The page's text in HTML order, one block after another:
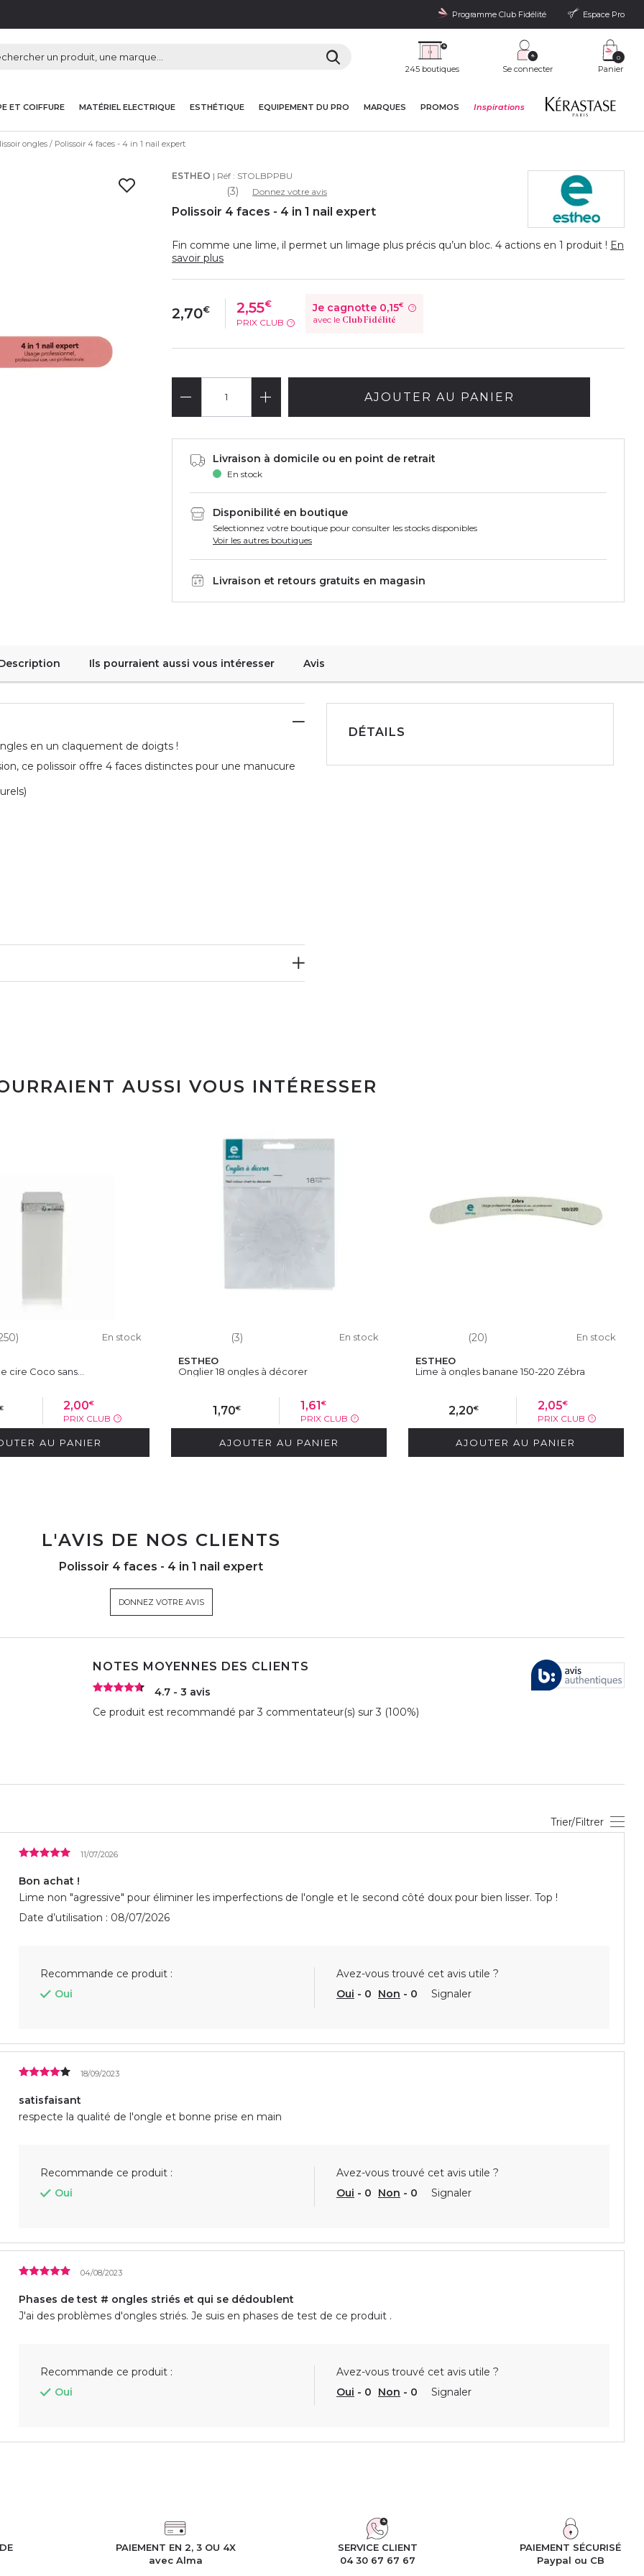
Programme Club Fidélité Espace Pro
245 boutiques Se connecter Panier
0
ET COIFFURE MATÉRIEL ELECTRIQUE ESTHÉTIQUE EQUIPEMENT DU PRO MARQUES PROMOS Inspirations
ongles Polissoir 4 faces - 4 in 1 nail expert
ESTHEO | Réf : STOLBPPBU
(3) Donnez votre avis
Polissoir 4 faces - 4 in 1 nail expert
Fin comme une lime, il permet un limage plus précis qu’un bloc. 4 actions en 1 produit ! En
savoir plus
2,70€ 2,55€
PRIX CLUB
?
Je cagnotte 0,15€
avec le Club Fidélité
?
AJOUTER AU PANIER
Livraison à domicile ou en point de retrait
En stock
Disponibilité en boutique
Selectionnez votre boutique pour consulter les stocks disponibles
Voir les autres boutiques
Livraison et retours gratuits en magasin
Ils pourraient aussi vous intéresser Avis
en un claquement de doigts !
ce polissoir offre 4 faces distinctes pour une manucure
DÉTAILS
AUSSI VOUS INTÉRESSER
En stock
cire Coco sans...
2,00€
PRIX CLUB ?
AU PANIER
(3) En stock
ESTHEO
Onglier 18 ongles à décorer
1,70€ 1,61€
PRIX CLUB ?
AJOUTER AU PANIER
(20) En stock
ESTHEO
Lime à ongles banane 150-220 Zébra
2,20€ 2,05€
PRIX CLUB ?
AJOUTER AU PANIER
L'AVIS DE NOS CLIENTS
Polissoir 4 faces - 4 in 1 nail expert
DONNEZ VOTRE AVIS
NOTES MOYENNES DES CLIENTS
4.7 - 3 avis
Ce produit est recommandé par 3 commentateur(s) sur 3 (100%)
Trier/Filtrer
11/07/2026
Bon achat !
Lime non "agressive" pour éliminer les imperfections de l'ongle et le second côté doux pour bien lisser. Top !
Date d’utilisation : 08/07/2026
Recommande ce produit :
Oui
Avez-vous trouvé cet avis utile ?
Oui - 0 Non - 0 Signaler
18/09/2023
satisfaisant
respecte la qualité de l'ongle et bonne prise en main
Recommande ce produit :
Oui
Avez-vous trouvé cet avis utile ?
Oui - 0 Non - 0 Signaler
04/08/2023
Phases de test # ongles striés et qui se dédoublent
J'ai des problèmes d'ongles striés. Je suis en phases de test de ce produit .
Recommande ce produit :
Oui
Avez-vous trouvé cet avis utile ?
Oui - 0 Non - 0 Signaler
PAIEMENT EN 2, 3 OU 4X
avec Alma
SERVICE CLIENT
04 30 67 67 67
PAIEMENT SÉCURISÉ
Paypal ou CB